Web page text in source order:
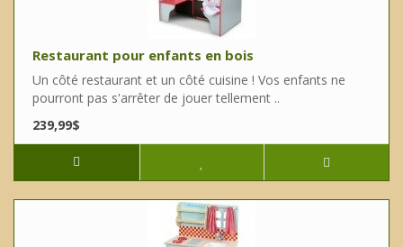
Restaurant pour enfants en bois
Un côté restaurant et un côté cuisine ! Vos enfants ne
pourront pas s'arrêter de jouer tellement ..
239,99$